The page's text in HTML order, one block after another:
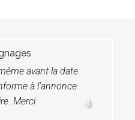
avant la date
à l'annonce.
Merci